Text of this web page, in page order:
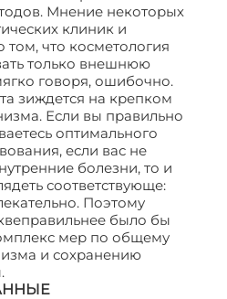
Мнение некоторых
клиник и
том, что косметология
только внешнюю
говоря, ошибочно.
зиждется на крепком
Если вы правильно
оптимального
если вас не
болезни, то и
соответствующе:
Поэтому
было бы
мер по общему
и сохранению